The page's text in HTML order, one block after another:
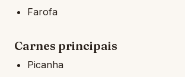
Farofa
Carnes principais
Picanha